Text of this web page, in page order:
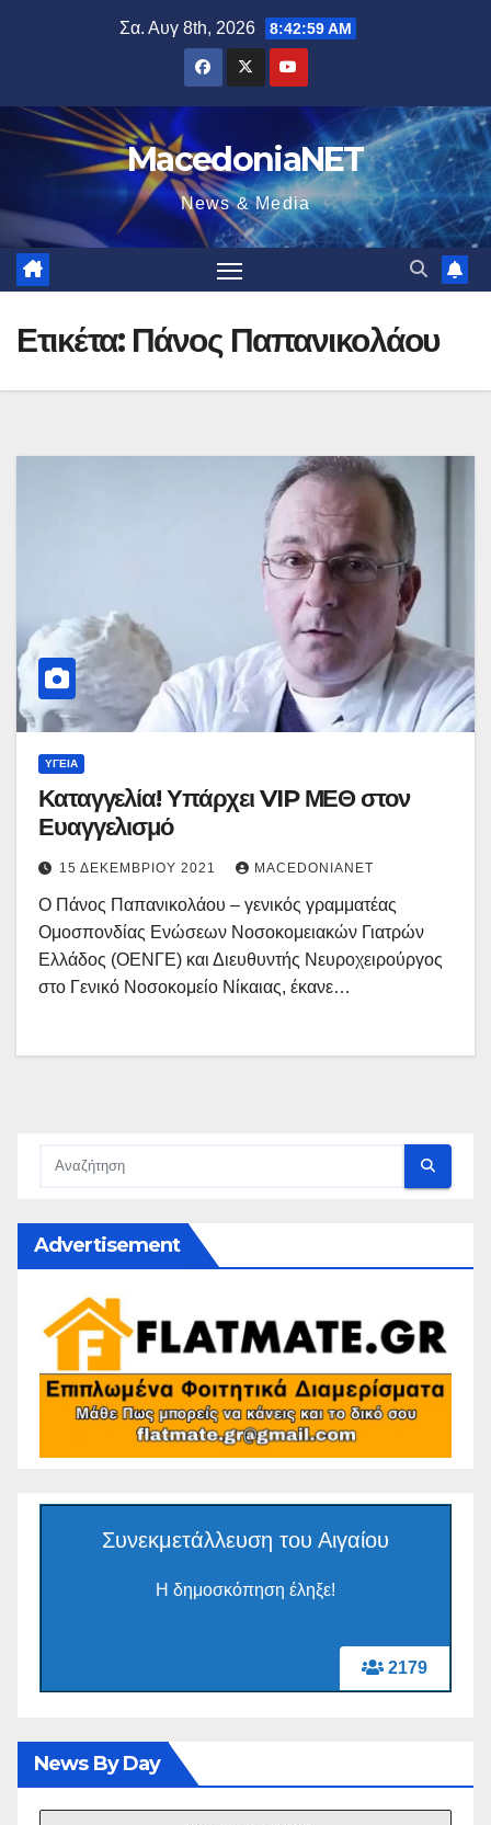
Σα. Αυγ 8th, 2026 8:43:00 AM
MacedoniaNET
News & Media
Ετικέτα: Πάνος Παπανικολάου
ΥΓΕΊΑ
Καταγγελία! Υπάρχει VIP ΜΕΘ στον
Ευαγγελισμό
15 ΔΕΚΕΜΒΡΊΟΥ 2021 MACEDONIANET
Ο Πάνος Παπανικολάου – γενικός γραμματέας
Ομοσπονδίας Ενώσεων Νοσοκομειακών Γιατρών
Ελλάδος (ΟΕΝΓΕ) και Διευθυντής Νευροχειρούργος
στο Γενικό Νοσοκομείο Νίκαιας, έκανε…
Advertisement
2179
Συνεκμετάλλευση του Αιγαίου
Η δημοσκόπηση έληξε!
News By Day